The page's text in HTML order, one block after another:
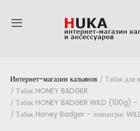
Интернет-магазин кальянов
Табак для
Табак HONEY BADGER
Табак HONEY BADGER WILD
Табак Honey Badger - лемонграс